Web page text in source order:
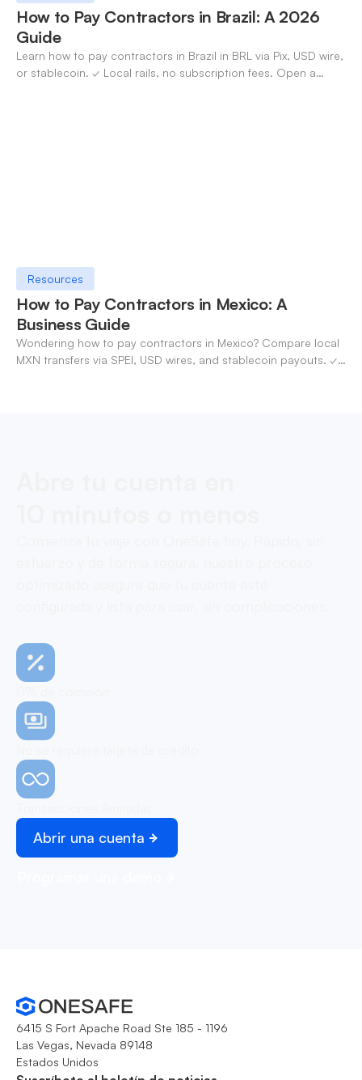
How to Pay Contractors in Brazil: A 2026
Guide
Learn how to pay contractors in Brazil in BRL via Pix, USD wire,
or stablecoin. ✓ Local rails, no subscription fees. Open a
Resources
How to Pay Contractors in Mexico: A
Business Guide
Wondering how to pay contractors in Mexico? Compare local
MXN transfers via SPEI, USD wires, and stablecoin payouts. ✓
Abrir una cuenta
6415 S Fort Apache Road Ste 185 - 1196
Las Vegas, Nevada 89148
Estados Unidos